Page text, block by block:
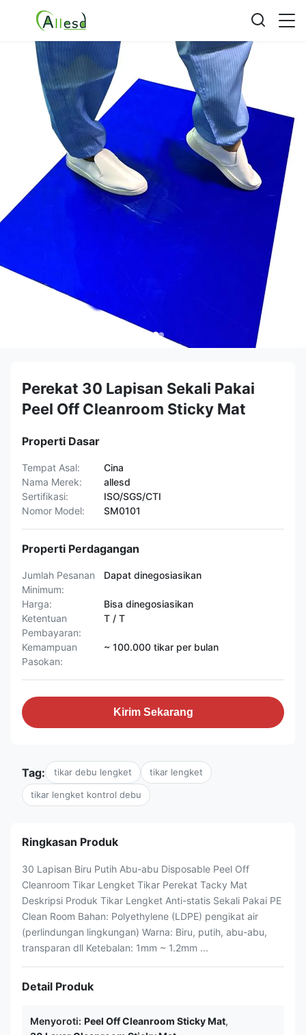
Perekat 30 Lapisan Sekali Pakai
Peel Off Cleanroom Sticky Mat
Properti Dasar
Tempat Asal:
Cina
Nama Merek:
allesd
Sertifikasi:
ISO/SGS/CTI
Nomor Model:
SM0101
Properti Perdagangan
Jumlah Pesanan
Minimum:
Dapat dinegosiasikan
Harga:
Bisa dinegosiasikan
Ketentuan
Pembayaran:
T / T
Kemampuan
Pasokan:
~ 100.000 tikar per bulan
Kirim Sekarang
Tag: tikar debu lengket tikar lengket
tikar lengket kontrol debu
Ringkasan Produk
30 Lapisan Biru Putih Abu-abu Disposable Peel Off
Cleanroom Tikar Lengket Tikar Perekat Tacky Mat
Deskripsi Produk Tikar Lengket Anti-statis Sekali Pakai PE
Clean Room Bahan: Polyethylene (LDPE) pengikat air
(perlindungan lingkungan) Warna: Biru, putih, abu-abu,
transparan dll Ketebalan: 1mm ~ 1.2mm ...
Detail Produk
Menyoroti: Peel Off Cleanroom Sticky Mat,